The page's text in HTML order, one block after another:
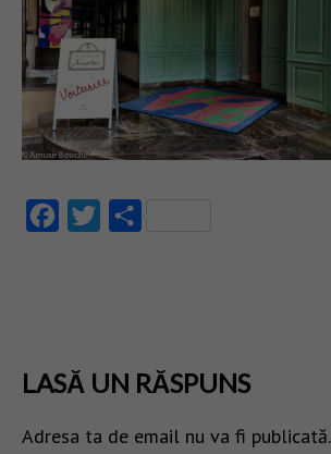
FacebookTwitter
LASĂ UN RĂSPUNS
Adresa ta de email nu va fi publicată.